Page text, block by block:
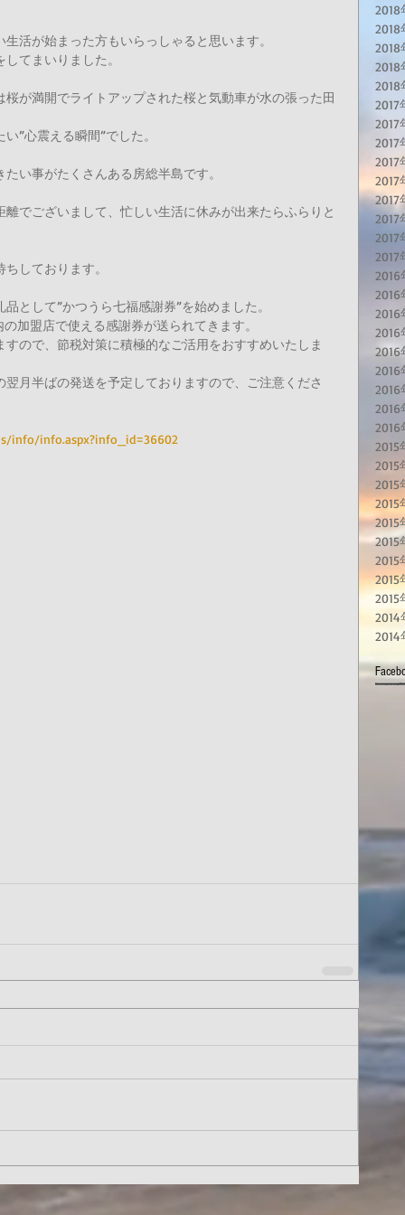
活が始まった方もいらっしゃると思います。
てまいりました。
が満開でライトアップされた桜と気動車が水の張った田
”心震える瞬間”でした。
い事がたくさんある房総半島です。
でございまして、忙しい生活に休みが出来たらふらりと
しております。
として”かつうら七福感謝券”を始めました。
加盟店で使える感謝券が送られてきます。
ので、節税対策に積極的なご活用をおすすめいたしま
月半ばの発送を予定しておりますので、ご注意くださ
info/info.aspx?info_id=36602
2018
2018
2018
2018
2018
2017
2017
2017
2017
2017
2017
2017
2017
2017
2016
2016
2016
2016
2016
2016
2016
2016
2016
2015
2015
2015
2015
2015
2015
2015
2015
2015
2014
2014